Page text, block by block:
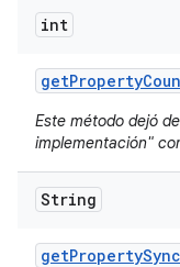
int
getProperty
Este método dejó
implementación"
String
getPropertySync